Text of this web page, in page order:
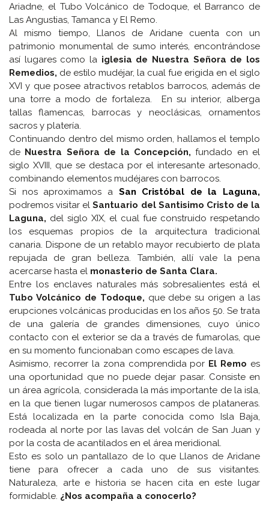
Ariadne, el Tubo Volcánico de Todoque, el Barranco de
Las Angustias, Tamanca y El Remo.
Al mismo tiempo, Llanos de Aridane cuenta con un
patrimonio monumental de sumo interés, encontrándose
así lugares como la iglesia de Nuestra Señora de los
Remedios, de estilo mudéjar, la cual fue erigida en el siglo
XVI y que posee atractivos retablos barrocos, además de
una torre a modo de fortaleza. En su interior, alberga
tallas flamencas, barrocas y neoclásicas, ornamentos
sacros y platería.
Continuando dentro del mismo orden, hallamos el templo
de Nuestra Señora de la Concepción, fundado en el
siglo XVIII, que se destaca por el interesante artesonado,
combinando elementos mudéjares con barrocos.
Si nos aproximamos a San Cristóbal de la Laguna,
podremos visitar elSantuario del Santisimo Cristo de la
Laguna, del siglo XIX, el cual fue construido respetando
los esquemas propios de la arquitectura tradicional
canaria. Dispone de un retablo mayor recubierto de plata
repujada de gran belleza. También, allí vale la pena
acercarse hasta el monasterio de Santa Clara.
Entre los enclaves naturales más sobresalientes está el
Tubo Volcánico de Todoque, que debe su origen a las
erupciones volcánicas producidas en los años 50. Se trata
de una galería de grandes dimensiones, cuyo único
contacto con el exterior se da a través de fumarolas, que
en su momento funcionaban como escapes de lava.
Asimismo, recorrer la zona comprendida por El Remo es
una oportunidad que no puede dejar pasar. Consiste en
un área agrícola, considerada la más importante de la isla,
en la que tienen lugar numerosos campos de plataneras.
Está localizada en la parte conocida como Isla Baja,
rodeada al norte por las lavas del volcán de San Juan y
por la costa de acantilados en el área meridional.
Esto es solo un pantallazo de lo que Llanos de Aridane
tiene para ofrecer a cada uno de sus visitantes.
Naturaleza, arte e historia se hacen cita en este lugar
formidable. ¿Nos acompaña a conocerlo?